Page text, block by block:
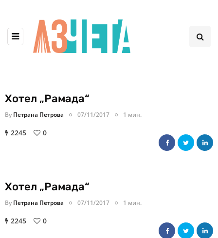
Хотел „Рамада“
By Петрана Петрова 07/11/2017 1 мин.
2245 0
Хотел „Рамада“
By Петрана Петрова 07/11/2017 1 мин.
2245 0